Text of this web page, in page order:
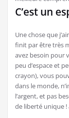
C’est un
Une chose que
finit par être très
avez besoin pour
peu d’espace et
crayon), vous
dans le monde,
l’argent, et pas
de liberté unique !